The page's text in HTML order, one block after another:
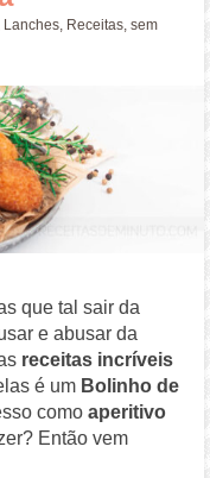
Lanches, Receitas,sem
que tal sair da
e abusar da
receitas incríveis
é um Bolinho de
comoaperitivo
Então vem